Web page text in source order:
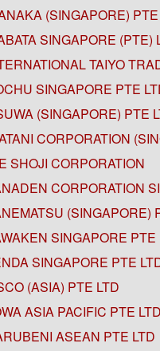
(SINGAPORE)
SINGAPORE (PTE)
TAIYO
SINGAPORE PTE
(SINGAPORE) PTE
CORPORATION
SHOJI CORPORATION
CORPORATION
(SINGAPORE)
SINGAPORE PTE
SINGAPORE PTE
(ASIA) PTE LTD
ASIA PACIFIC PTE
ASEAN PTE LTD